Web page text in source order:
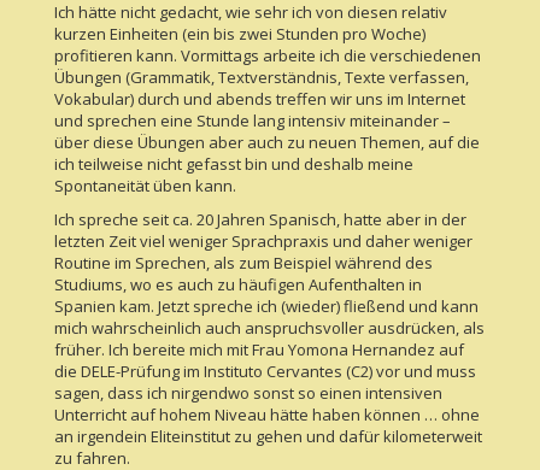
Ich hätte nicht gedacht, wie sehr ich von diesen relativ
kurzen Einheiten (ein bis zwei Stunden pro Woche)
profitieren kann. Vormittags arbeite ich die verschiedenen
Übungen (Grammatik, Textverständnis, Texte verfassen,
Vokabular) durch und abends treffen wir uns im Internet
und sprechen eine Stunde lang intensiv miteinander –
über diese Übungen aber auch zu neuen Themen, auf die
ich teilweise nicht gefasst bin und deshalb meine
Spontaneität üben kann.
Ich spreche seit ca. 20 Jahren Spanisch, hatte aber in der
letzten Zeit viel weniger Sprachpraxis und daher weniger
Routine im Sprechen, als zum Beispiel während des
Studiums, wo es auch zu häufigen Aufenthalten in
Spanien kam. Jetzt spreche ich (wieder) fließend und kann
mich wahrscheinlich auch anspruchsvoller ausdrücken, als
früher. Ich bereite mich mit Frau Yomona Hernandez auf
die DELE-Prüfung im Instituto Cervantes (C2) vor und muss
sagen, dass ich nirgendwo sonst so einen intensiven
Unterricht auf hohem Niveau hätte haben können … ohne
an irgendein Eliteinstitut zu gehen und dafür kilometerweit
zu fahren.